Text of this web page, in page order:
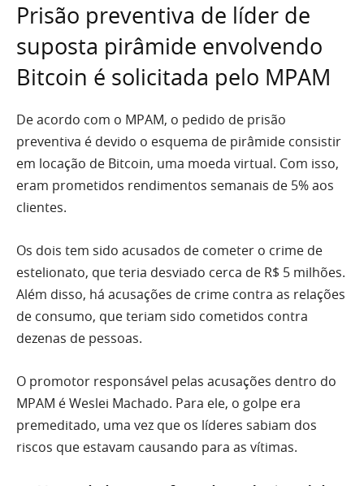
Prisão preventiva de líder de
suposta pirâmide envolvendo
Bitcoin é solicitada pelo MPAM
De acordo com o MPAM, o pedido de prisão
preventiva é devido o esquema de pirâmide consistir
em locação de Bitcoin, uma moeda virtual. Com isso,
eram prometidos rendimentos semanais de 5% aos
clientes.
Os dois tem sido acusados de cometer o crime de
estelionato, que teria desviado cerca de R$ 5 milhões.
Além disso, há acusações de crime contra as relações
de consumo, que teriam sido cometidos contra
dezenas de pessoas.
O promotor responsável pelas acusações dentro do
MPAM é Weslei Machado. Para ele, o golpe era
premeditado, uma vez que os líderes sabiam dos
riscos que estavam causando para as vítimas.